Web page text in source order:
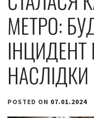
МЕТРО:
ІНЦИДЕНТ
НАСЛІДКИ
POSTED ON 07.01.2024